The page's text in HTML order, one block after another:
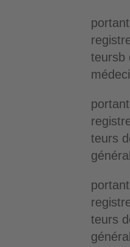
teursb
teurs
teurs